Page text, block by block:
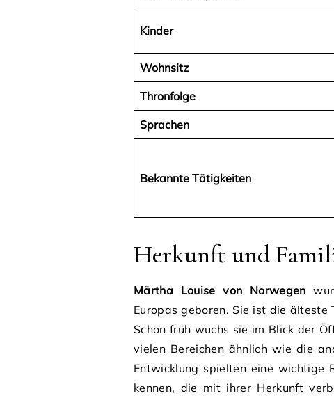
Kinder
Wohnsitz
Thronfolge
Sprachen
Bekannte Tätigkeiten
Herkunft und
Märtha Louise von Norwegen
Europas geboren. Sie ist die älteste
Schon früh wuchs sie im Blick der
vielen Bereichen ähnlich wie die
Entwicklung spielten eine wichtige
kennen, die mit ihrer Herkunft